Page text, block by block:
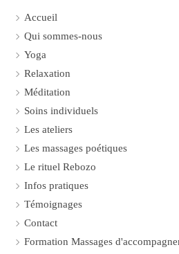
Accueil
Qui sommes-nous
Yoga
Relaxation
Méditation
Soins individuels
Les ateliers
Les massages poétiques
Le rituel Rebozo
Infos pratiques
Témoignages
Contact
Formation Massages